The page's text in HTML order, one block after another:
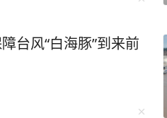
台风“白海豚”到来前